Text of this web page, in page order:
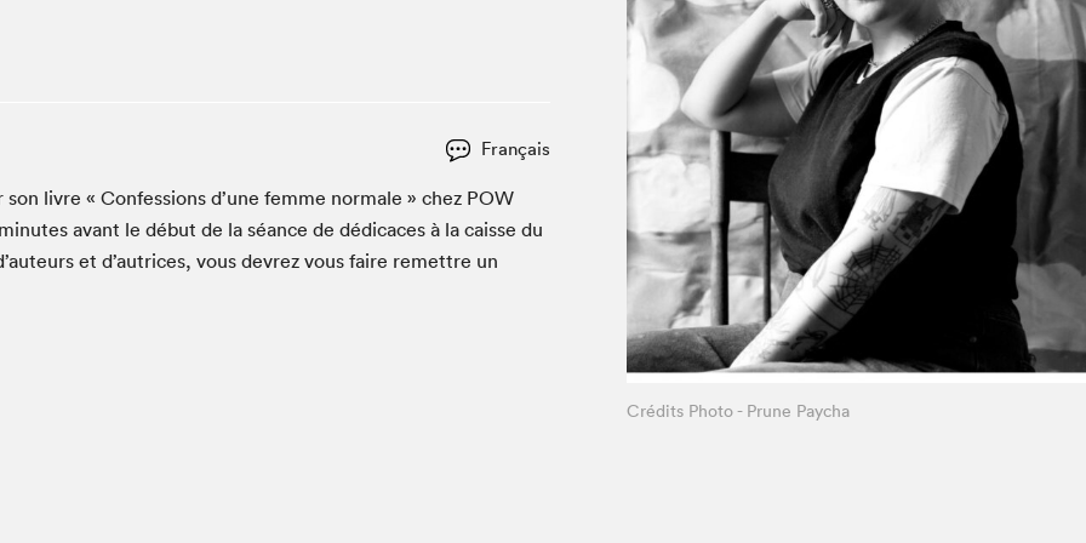
Le Salon dans ta classe
Liseur Public
Matinées scolaires Hydro-Québec
À propos du Salon
Liste des exposant·e·s
Liste des auteur·rice·s
Français
livre « Con­fes­sions d’une femme nor­male » chez POW
min­utes avant le début de la séance de dédi­caces à la caisse du
et d’autrices, vous devrez vous faire remet­tre un
Crédits Photo - Prune Paycha